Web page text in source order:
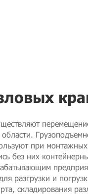
при
без них
разгрузки и
складирования